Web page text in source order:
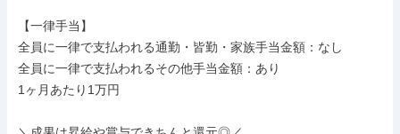
【一律手当】
全員に一律で支払われる通勤・皆勤・家族手当金額：なし
全員に一律で支払われるその他手当金額：あり
1ヶ月あたり1万円